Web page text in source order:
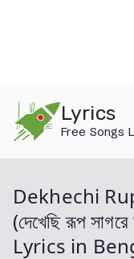
content
Lyrics
Free Songs
Dekhechi
(দেখেছি রূপ
Lyrics in